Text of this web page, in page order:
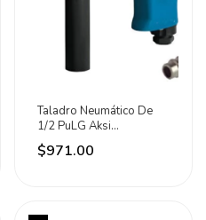
Taladro Neumático De
1/2 PuLG Aksi
Reversible Semi Pro Azul
$971.00